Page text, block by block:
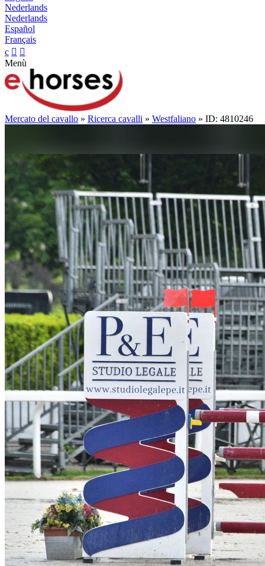
Nederlands
Nederlands
Español
Français
c  
Menù
Mercato del cavallo » Ricerca cavalli » Westfaliano » ID: 4810246